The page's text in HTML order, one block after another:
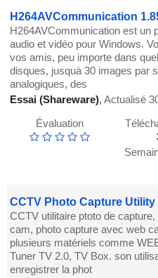
H264AVCommunication
H264AVCommunication est un
audio et vidéo pour Windows.
vos amis, peu importe dans
disques, jusquà 30 images par
analogiques, des
Essai (Shareware),Actualisé
Évaluation
CCTV Photo Capture Utility
CCTV utilitaire ptoto de
cam, photo capture avec web
plusieurs matériels comme
Tuner TV 2.0, TV Box. son
enregistrer la phot